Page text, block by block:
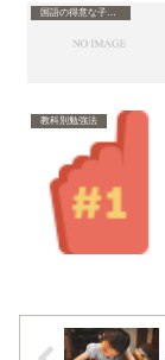
国語の得意な子、不得意な子
教科別勉強法